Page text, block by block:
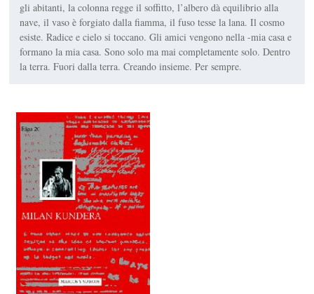
gli abitanti, la colonna regge il soffitto, l’albero dà equilibrio alla
nave, il vaso è forgiato dalla fiamma, il fuso tesse la lana. Il cosmo
esiste. Radice e cielo si toccano. Gli amici vengono nella -mia casa e
formano la mia casa. Sono solo ma mai completamente solo. Dentro
la terra. Fuori dalla terra. Creando insieme. Per sempre.